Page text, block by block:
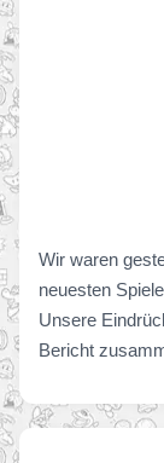
Wir waren
neuesten
Unsere
Bericht